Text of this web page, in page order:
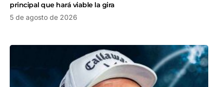
principal que hará viable la gira
5 de agosto de 2026